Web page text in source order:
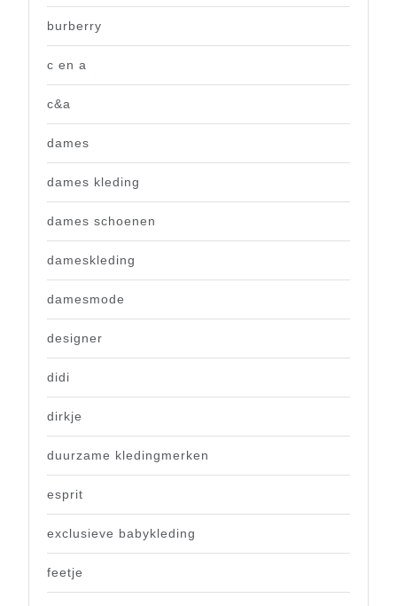
burberry
c en a
c&a
dames
dames kleding
dames schoenen
dameskleding
damesmode
designer
didi
dirkje
duurzame kledingmerken
esprit
exclusieve babykleding
feetje